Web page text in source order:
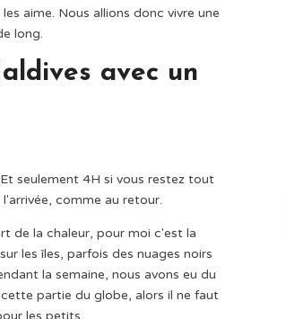
aime. Nous allions donc vivre une
long.
avec un
seulement 4H si vous restez tout
comme au retour.
de la chaleur, pour moi c'est la
les îles, parfois des nuages noirs
la semaine, nous avons eu du
partie du globe, alors il ne faut